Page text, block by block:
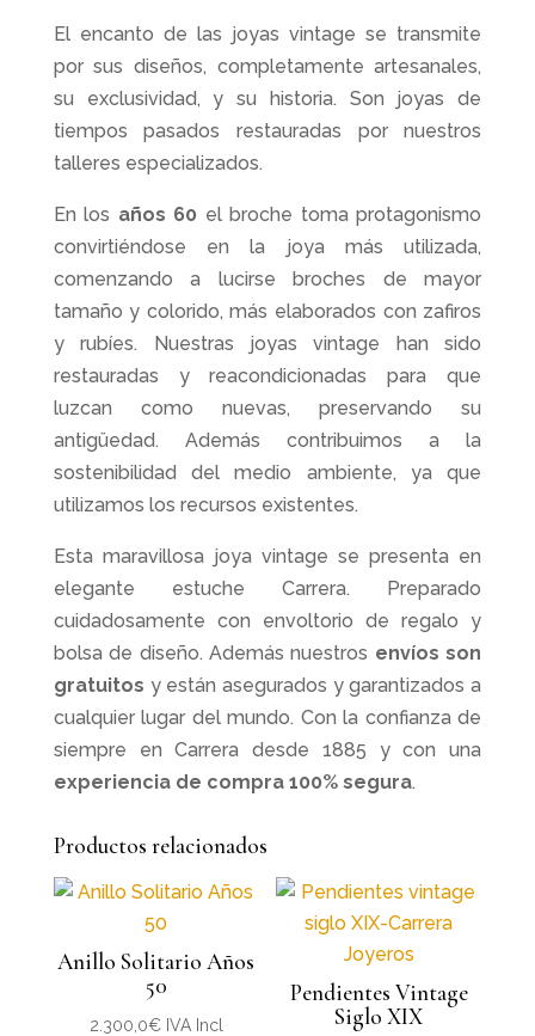
El encanto de las joyas vintage se transmite
por sus diseños, completamente artesanales,
su exclusividad, y su historia. Son joyas de
tiempos pasados restauradas por nuestros
talleres especializados.
En los años 60 el broche toma protagonismo
convirtiéndose en la joya más utilizada,
comenzando a lucirse broches de mayor
tamaño y colorido, más elaborados con zafiros
y rubíes. Nuestras joyas vintage han sido
restauradas y reacondicionadas para que
luzcan como nuevas, preservando su
antigüedad. Además contribuimos a la
sostenibilidad del medio ambiente, ya que
utilizamos los recursos existentes.
Esta maravillosa joya vintage se presenta en
elegante estuche Carrera. Preparado
cuidadosamente con envoltorio de regalo y
bolsa de diseño. Además nuestros envíos son
gratuitos y están asegurados y garantizados a
cualquier lugar del mundo. Con la confianza de
siempre en Carrera desde 1885 y con una
experiencia de compra 100% segura.
Productos relacionados
Anillo Solitario Años
50
2.300,0€ IVA Incl
Pendientes Vintage
Siglo XIX